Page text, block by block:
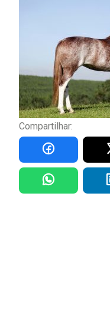
Compartilhar: